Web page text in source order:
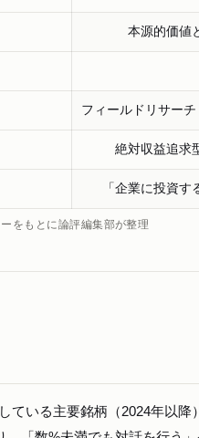
本源的価値
フィールドリサー
絶対収益追求
「企業に投資す
をもとに論評編集部が整理
ている主要銘柄（2024年以